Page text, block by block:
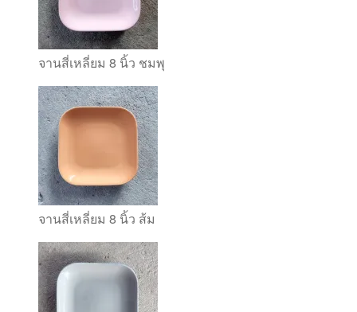
จานสี่เหลี่ยม 8 นิ้ว ชมพุ
จานสี่เหลี่ยม 8 นิ้ว ส้ม